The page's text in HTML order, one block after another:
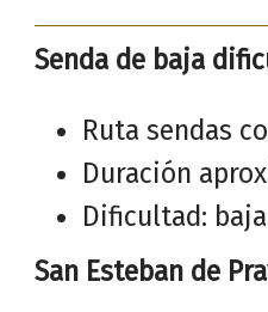
Senda de baja
Ruta sendas
Duración
Dificultad: baja
San Esteban de